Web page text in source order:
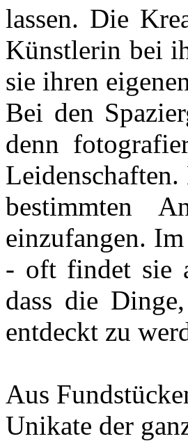
lassen. Die
Künstlerin bei
sie ihren
Bei den
denn
bestimmten
einzufangen.
- oft findet sie
dass die
entdeckt zu
Aus
Unikate der